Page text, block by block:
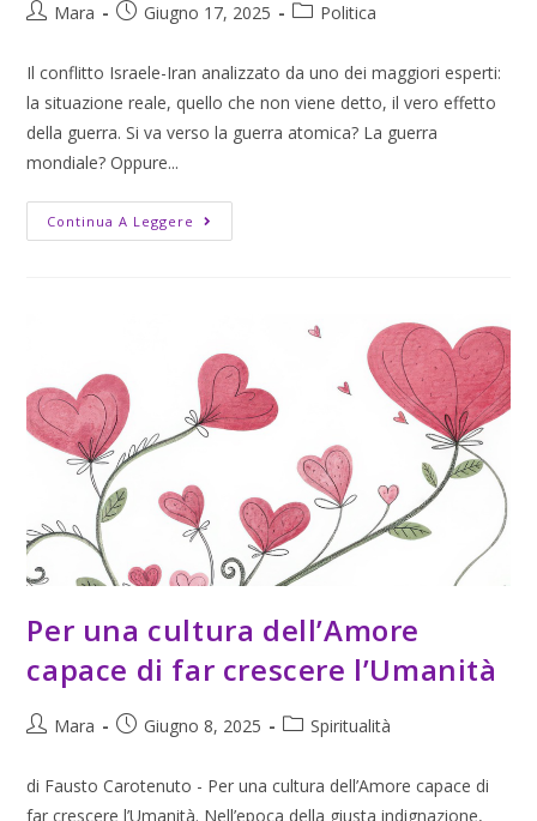
Mara Giugno 17, 2025 Politica
Il conflitto Israele-Iran analizzato da uno dei maggiori esperti:
la situazione reale, quello che non viene detto, il vero effetto
della guerra. Si va verso la guerra atomica? La guerra
mondiale? Oppure...
Continua A Leggere
Per una cultura dell’Amore
capace di far crescere l’Umanità
Mara Giugno 8, 2025 Spiritualità
di Fausto Carotenuto - Per una cultura dell’Amore capace di
far crescere l’Umanità. Nell’epoca della giusta indignazione,